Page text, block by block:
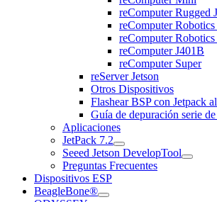
reComputer Rugged
reComputer Robotics
reComputer Robotics
reComputer J401B
reComputer Super
reServer Jetson
Otros Dispositivos
Flashear BSP con Jetpack
Guía de depuración serie de
Aplicaciones
JetPack 7.2
Seeed Jetson DevelopTool
Preguntas Frecuentes
Dispositivos ESP
BeagleBone®